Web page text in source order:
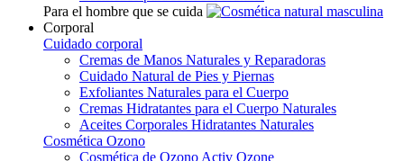
Para el hombre que se cuida
Corporal
Cuidado corporal
Cremas de Manos Naturales y Reparadoras
Cuidado Natural de Pies y Piernas
Exfoliantes Naturales para el Cuerpo
Cremas Hidratantes para el Cuerpo Naturales
Aceites Corporales Hidratantes Naturales
Cosmética Ozono
Cosmética de Ozono Activ Ozone